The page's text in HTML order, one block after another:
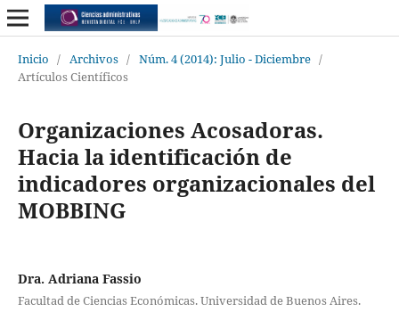
Inicio / Archivos / Núm. 4 (2014): Julio - Diciembre /
Artículos Científicos
Organizaciones Acosadoras.
Hacia la identificación de
indicadores organizacionales del
MOBBING
Dra. Adriana Fassio
Facultad de Ciencias Económicas. Universidad de Buenos Aires.